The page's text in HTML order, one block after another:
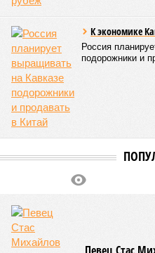
Версия //Общество //Кабардино-
топ-5 антирейтинга по детской
Кабардино-Балкария и
антирейтинга по детской
Тревожная
Кабардино-Балкария и Северная